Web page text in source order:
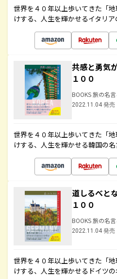
世界を４０年以上歩いてきた「
けする、人生を輝かせるイタリ
共感と勇気
１００
BOOKS 旅の名
2022.11.04 発売
世界を４０年以上歩いてきた「
けする、人生を輝かせる韓国の
道しるべと
１００
BOOKS 旅の名
2022.11.04 発売
世界を４０年以上歩いてきた「
けする、人生を輝かせるドイツ